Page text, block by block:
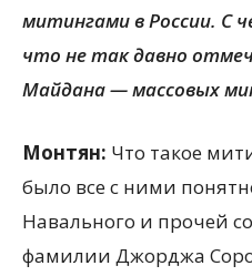
митингами в России. С
что не так давно
Майдана — массовых
Монтян: Что такое
было все с ними
Навального и прочей
фамилии Джорджа